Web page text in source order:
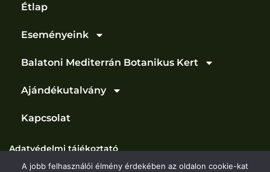
Étlap
Eseményeink
Balatoni Mediterrán Botanikus Kert
Ajándékutalvány
Kapcsolat
Adatvédelmi tájékoztató
A jobb felhasználói élmény érdekében az oldalon cookie-kat